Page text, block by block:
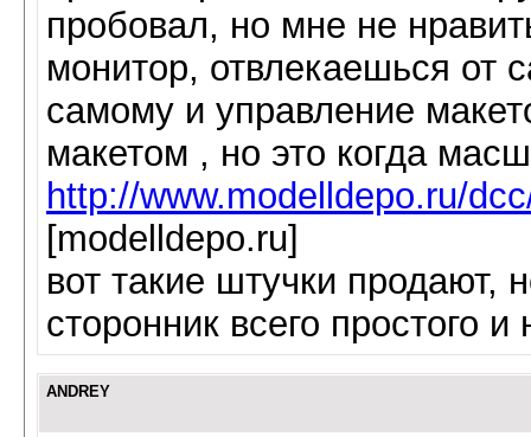
пробовал, но мне не
монитор, отвлекаешься от
самому и управление
макетом , но это когда
http://www.modelldepo.ru/
[modelldepo.ru]
вот такие штучки продают,
сторонник всего простого
ANDREY